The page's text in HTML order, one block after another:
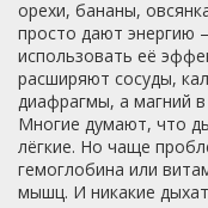
орехи, бананы,
просто дают энергию
использовать её
расширяют сосуды,
диафрагмы, а магний
Многие думают, что
лёгкие. Но чаще
гемоглобина или
мышц. И никакие